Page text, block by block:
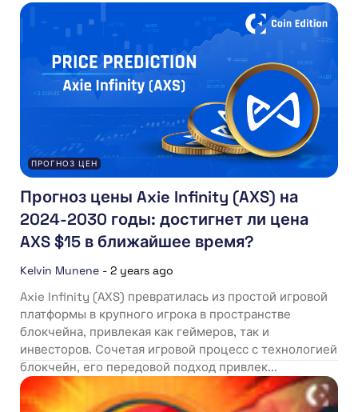
ПРОГНОЗ ЦЕН
Прогноз цены Axie Infinity (AXS) на
2024-2030 годы: достигнет ли цена
AXS $15 в ближайшее время?
Kelvin Munene - 2 years ago
Axie Infinity (AXS) превратилась из простой игровой
платформы в крупного игрока в пространстве
блокчейна, привлекая как геймеров, так и
инвесторов. Сочетая игровой процесс с технологией
блокчейн, его передовой подход привлек...